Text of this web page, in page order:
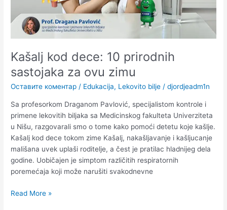
Kašalj kod dece: 10 prirodnih
sastojaka za ovu zimu
Оставите коментар / Edukacija, Lekovito bilje /djordjeadm1n
Sa profesorkom Draganom Pavlović, specijalistom kontrole i
primene lekovitih biljaka sa Medicinskog fakulteta Univerziteta
u Nišu, razgovarali smo o tome kako pomoći detetu koje kašlje.
Kašalj kod dece tokom zime Kašalj, nakašljavanje i kašljucanje
mališana uvek uplaši roditelje, a čest je pratilac hladnijeg dela
godine. Uobičajen je simptom različitih respiratornih
poremećaja koji može narušiti svakodnevne
Read More »